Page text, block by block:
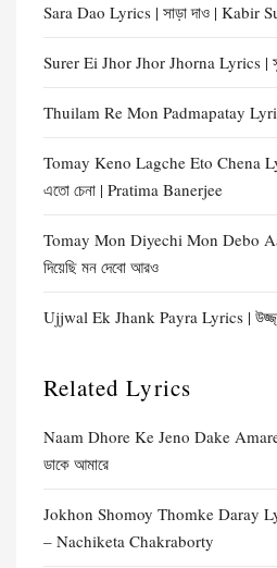
Sara Dao Lyrics | সাড়া দাও | Kabir
Surer Ei Jhor Jhor Jhorna Lyrics |
Thuilam Re Mon Padmapatay Lyrics
Tomay Keno Lagche Eto Chena
এতো চেনা | Pratima Banerjee
Tomay Mon Diyechi Mon Debo
দিয়েছি মন দেবো আরও
Ujjwal Ek Jhank Payra Lyrics |
Related Lyrics
Naam Dhore Ke Jeno Dake Amare
ডাকে আমারে
Jokhon Shomoy Thomke Daray
– Nachiketa Chakraborty